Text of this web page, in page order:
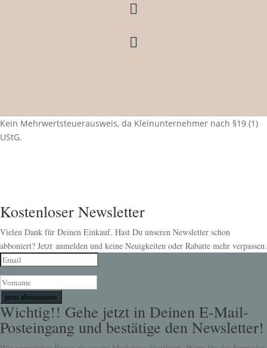


Kein Mehrwertsteuerausweis, da Kleinunternehmer nach §19 (1)
UStG.
Kostenloser Newsletter
Vielen Dank für Deinen Einkauf. Hast Du unseren Newsletter schon
abboniert? Jetzt anmelden und keine Neuigkeiten oder Rabatte mehr verpassen.
jetzt abonnieren
Wichtig!! Gehe jetzt in Deinen E-Mail-
Posteingang und bestätige den Newsletter!